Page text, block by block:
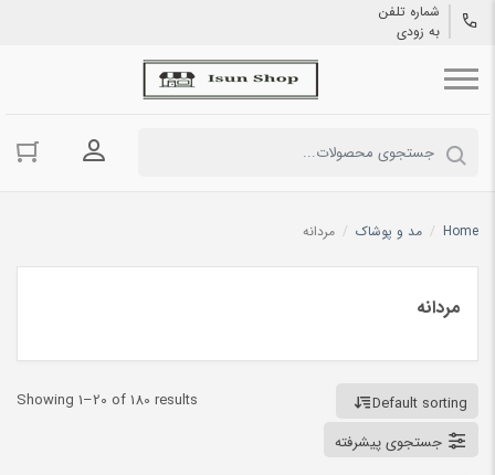
شماره تلفن
به زودی
ورود به
Home
/ مد و پوشاک / مردانه
مردانه
Showing 1–20 of 180 results
Default sorting
جستجوی پیشرفته